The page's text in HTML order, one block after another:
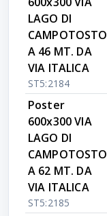
LAGO DI
CAMPOTOSTO
A 46 MT. DA
VIA ITALICA
ST5:2184
Poster
600x300 VIA
LAGO DI
CAMPOTOSTO
A 62 MT. DA
VIA ITALICA
ST5:2185